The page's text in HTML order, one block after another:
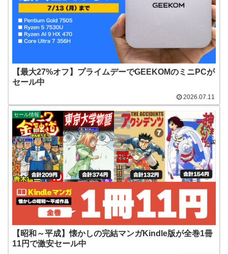
【最大27%オフ】プライムデーでGEEKOMのミニPCが
セール中
2026.07.11
セール情報
【昭和～平成】懐かしの完結マンガKindle版が全巻1冊
11円で激安セール中